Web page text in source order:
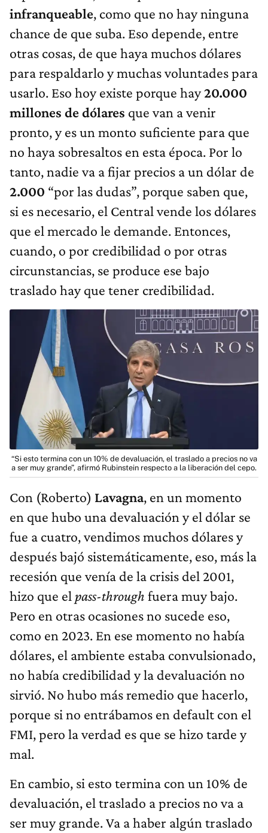
infranqueable, como que no hay ninguna
chance de que suba. Eso depende, entre
otras cosas, de que haya muchos dólares
para respaldarlo y muchas voluntades para
usarlo. Eso hoy existe porque hay20.000
millones de dólares que van a venir
pronto, y es un monto suficiente para que
no haya sobresaltos en esta época. Por lo
tanto, nadie va a fijar precios a un dólar de
2.000 “por las dudas”, porque saben que,
si es necesario, el Central vende los dólares
que el mercado le demande. Entonces,
cuando, o por credibilidad o por otras
circunstancias, se produce ese bajo
traslado hay que tener credibilidad.
“Si esto termina con un 10% de devaluación, el traslado a precios no va
a ser muy grande”, afirmó Rubinstein respecto a la liberación del cepo.
Con (Roberto) Lavagna, en un momento
en que hubo una devaluación y el dólar se
fue a cuatro, vendimos muchos dólares y
después bajó sistemáticamente, eso, más la
recesión que venía de la crisis del 2001,
hizo que el pass-through fuera muy bajo.
Pero en otras ocasiones no sucede eso,
como en 2023. En ese momento no había
dólares, el ambiente estaba convulsionado,
no había credibilidad y la devaluación no
sirvió. No hubo más remedio que hacerlo,
porque si no entrábamos en default con el
FMI, pero la verdad es que se hizo tarde y
mal.
En cambio, si esto termina con un 10% de
devaluación, el traslado a precios no va a
ser muy grande. Va a haber algún traslado